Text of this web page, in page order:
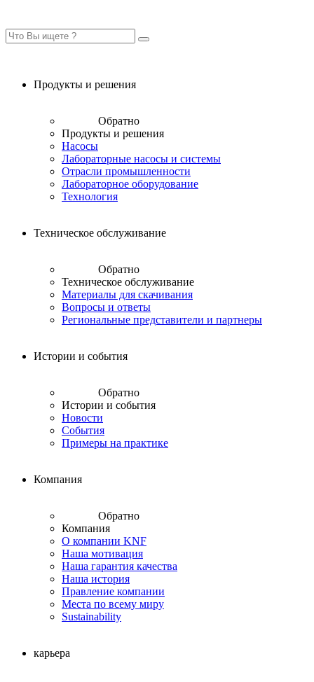
Продукты и решения
Обратно
Продукты и решения
Насосы
Лабораторные насосы и системы
Отрасли промышленности
Лабораторное оборудование
Технология
Техническое обслуживание
Обратно
Техническое обслуживание
Материалы для скачивания
Вопросы и ответы
Региональные представители и партнеры
Истории и события
Обратно
Истории и события
Новости
События
Примеры на практике
Компания
Обратно
Компания
О компании KNF
Наша мотивация
Наша гарантия качества
Наша история
Правление компании
Места по всему миру
Sustainability
карьера